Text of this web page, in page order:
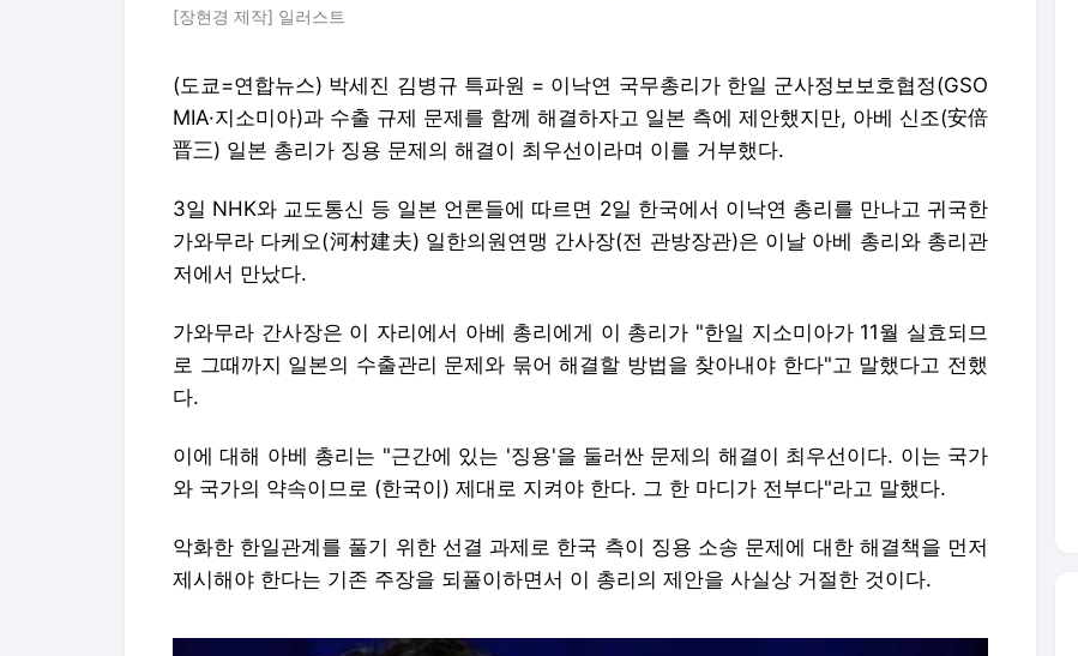
[장현경 제작] 일러스트
(도쿄=연합뉴스) 박세진 김병규 특파원 = 이낙연 국무총리가 한일 군사정보보호협정(GSO
MIA·지소미아)과 수출 규제 문제를 함께 해결하자고 일본 측에 제안했지만, 아베 신조(安倍
晋三) 일본 총리가 징용 문제의 해결이 최우선이라며 이를 거부했다.
3일 NHK와 교도통신 등 일본 언론들에 따르면 2일 한국에서 이낙연 총리를 만나고 귀국한
가와무라 다케오(河村建夫) 일한의원연맹 간사장(전 관방장관)은 이날 아베 총리와 총리관
저에서 만났다.
가와무라 간사장은 이 자리에서 아베 총리에게 이 총리가 "한일 지소미아가 11월 실효되므
로 그때까지 일본의 수출관리 문제와 묶어 해결할 방법을 찾아내야 한다"고 말했다고 전했
다.
이에 대해 아베 총리는 "근간에 있는 '징용'을 둘러싼 문제의 해결이 최우선이다. 이는 국가
와 국가의 약속이므로 (한국이) 제대로 지켜야 한다. 그 한 마디가 전부다"라고 말했다.
악화한 한일관계를 풀기 위한 선결 과제로 한국 측이 징용 소송 문제에 대한 해결책을 먼저
제시해야 한다는 기존 주장을 되풀이하면서 이 총리의 제안을 사실상 거절한 것이다.